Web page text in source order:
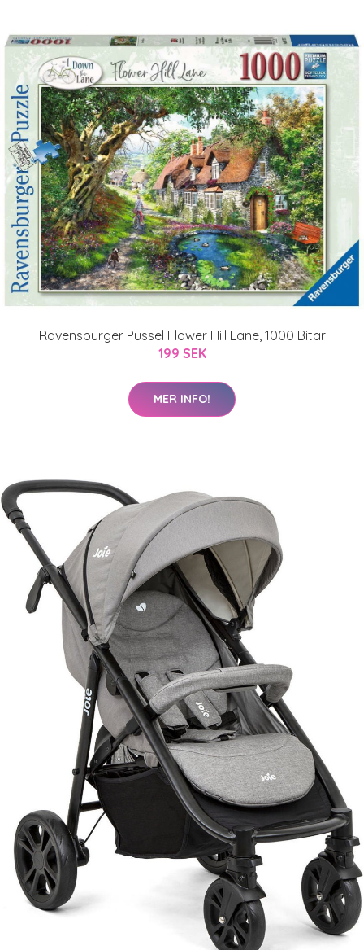
Ravensburger Pussel Flower Hill Lane, 1000 Bitar
199 SEK
MER INFO!